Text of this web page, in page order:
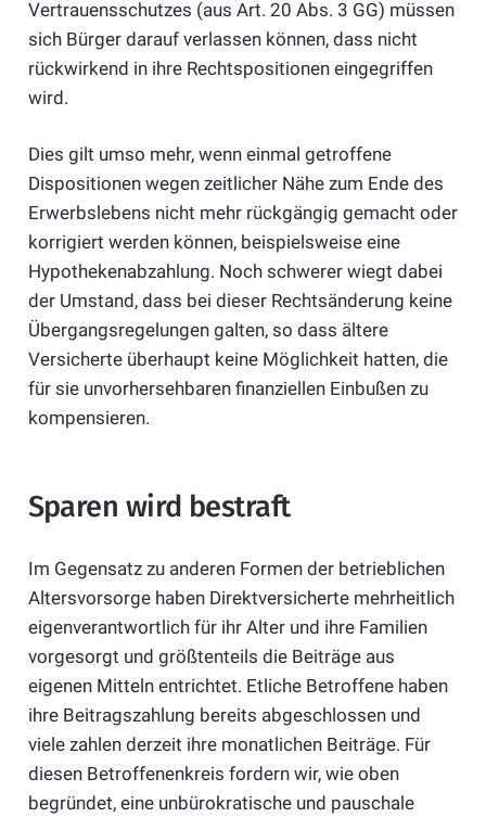
Vertrauensschutzes (aus Art. 20 Abs. 3 GG) müssen
sich Bürger darauf verlassen können, dass nicht
rückwirkend in ihre Rechtspositionen eingegriffen
wird.
Dies gilt umso mehr, wenn einmal getroffene
Dispositionen wegen zeitlicher Nähe zum Ende des
Erwerbslebens nicht mehr rückgängig gemacht oder
korrigiert werden können, beispielsweise eine
Hypothekenabzahlung. Noch schwerer wiegt dabei
der Umstand, dass bei dieser Rechtsänderung keine
Übergangsregelungen galten, so dass ältere
Versicherte überhaupt keine Möglichkeit hatten, die
für sie unvorhersehbaren finanziellen Einbußen zu
kompensieren.
Sparen wird bestraft
Im Gegensatz zu anderen Formen der betrieblichen
Altersvorsorge haben Direktversicherte mehrheitlich
eigenverantwortlich für ihr Alter und ihre Familien
vorgesorgt und größtenteils die Beiträge aus
eigenen Mitteln entrichtet. Etliche Betroffene haben
ihre Beitragszahlung bereits abgeschlossen und
viele zahlen derzeit ihre monatlichen Beiträge. Für
diesen Betroffenenkreis fordern wir, wie oben
begründet, eine unbürokratische und pauschale